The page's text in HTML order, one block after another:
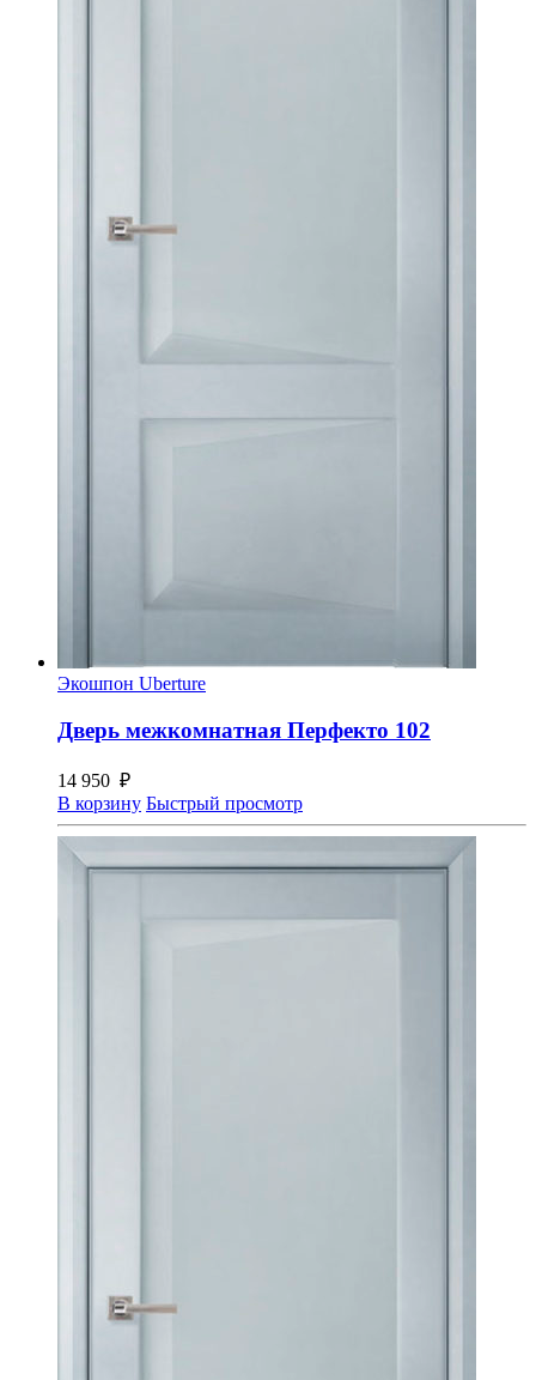
Экошпон Uberture
Дверь межкомнатная Перфекто 102
14 950 ₽
В корзину Быстрый просмотр